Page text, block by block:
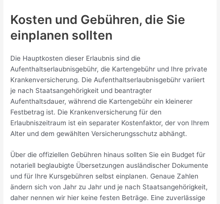
Kosten und Gebühren, die Sie
einplanen sollten
Die Hauptkosten dieser Erlaubnis sind die
Aufenthaltserlaubnisgebühr, die Kartengebühr und Ihre private
Krankenversicherung. Die Aufenthaltserlaubnisgebühr variiert
je nach Staatsangehörigkeit und beantragter
Aufenthaltsdauer, während die Kartengebühr ein kleinerer
Festbetrag ist. Die Krankenversicherung für den
Erlaubniszeitraum ist ein separater Kostenfaktor, der von Ihrem
Alter und dem gewählten Versicherungsschutz abhängt.
Über die offiziellen Gebühren hinaus sollten Sie ein Budget für
notariell beglaubigte Übersetzungen ausländischer Dokumente
und für Ihre Kursgebühren selbst einplanen. Genaue Zahlen
ändern sich von Jahr zu Jahr und je nach Staatsangehörigkeit,
daher nennen wir hier keine festen Beträge. Eine zuverlässige